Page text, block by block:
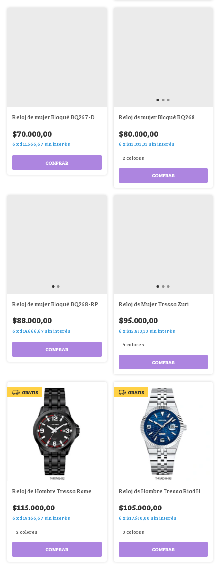
Reloj de mujer Blaqué BQ267-D
$70.000,00
6 x$11.666,67 sin interés
COMPRAR
Reloj de mujer Blaqué BQ268
$80.000,00
6 x$13.333,33 sin interés
2 colores
COMPRAR
Reloj de mujer Blaqué BQ268-RP
$88.000,00
6 x$14.666,67 sin interés
COMPRAR
Reloj de Mujer Tressa Zuri
$95.000,00
6 x$15.833,33 sin interés
4 colores
COMPRAR
GRATIS
Reloj de Hombre Tressa Rome
$115.000,00
6 x$19.166,67 sin interés
2 colores
COMPRAR
GRATIS
Reloj de Hombre Tressa Riad H
$105.000,00
6 x$17.500,00 sin interés
3 colores
COMPRAR